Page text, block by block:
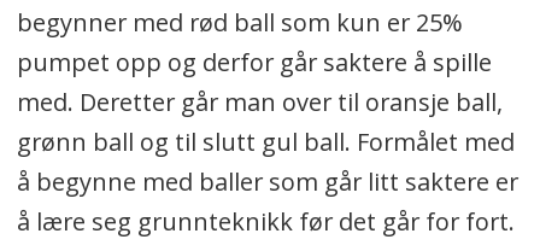
begynner med rød ball som kun er 25%
pumpet opp og derfor går saktere å spille
med. Deretter går man over til oransje ball,
grønn ball og til slutt gul ball. Formålet med
å begynne med baller som går litt saktere er
å lære seg grunnteknikk før det går for fort.